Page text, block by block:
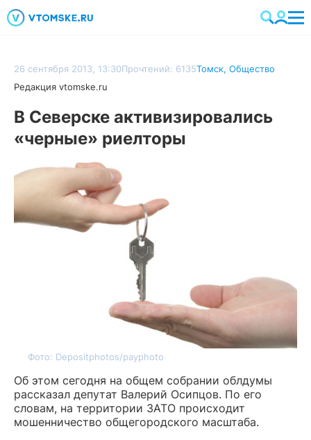
26 сентября 2013, 13:30Прочтений: 6135Томск, Общество
Редакция vtomske.ru
В Северске активизировались
«черные» риелторы
Фото: Depositphotos/payphoto
Об этом сегодня на общем собрании облдумы
рассказал депутат Валерий Осипцов. По его
словам, на территории ЗАТО происходит
мошенничество общегородского масштаба.